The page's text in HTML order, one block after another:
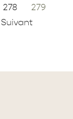
278
279
Suivant